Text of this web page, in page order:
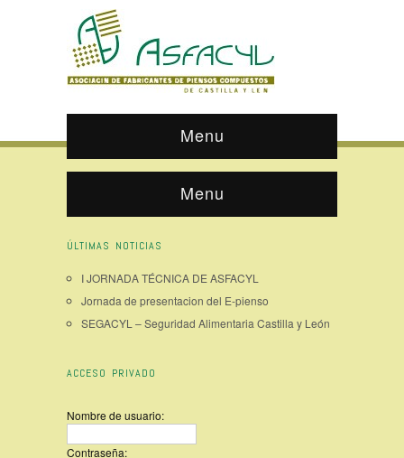
Menu
Menu
ÚLTIMAS NOTICIAS
I JORNADA TÉCNICA DE ASFACYL
Jornada de presentacion del E-pienso
SEGACYL – Seguridad Alimentaria Castilla y León
ACCESO PRIVADO
Nombre de usuario:
Contraseña: